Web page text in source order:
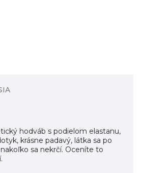
hodváb s podielom elastanu,
krásne padavý, látka sa po
sa nekrčí. Oceníte to